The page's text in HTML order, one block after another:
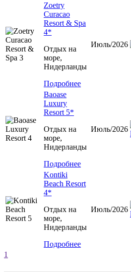
Zoetry
Curacao
Resort & Spa
4*
Отдых на
море,
Нидерланды
Подробнее
Июль/2026
Baoase
Luxury
Resort 5*
Отдых на
море,
Нидерланды
Подробнее
Июль/2026
Kontiki
Beach Resort
4*
Отдых на
море,
Нидерланды
Подробнее
Июль/2026
1